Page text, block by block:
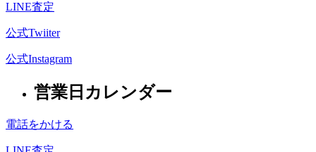
LINE査定
公式Twiiter
公式Instagram
営業日カレンダー
電話をかける